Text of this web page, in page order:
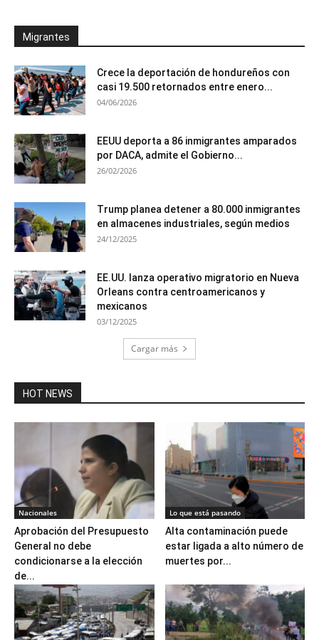
Migrantes
Crece la deportación de hondureños con
casi 19.500 retornados entre enero...
04/06/2026
EEUU deporta a 86 inmigrantes amparados
por DACA, admite el Gobierno...
26/02/2026
Trump planea detener a 80.000 inmigrantes
en almacenes industriales, según medios
24/12/2025
EE.UU. lanza operativo migratorio en Nueva
Orleans contra centroamericanos y
mexicanos
03/12/2025
Cargar más
HOT NEWS
Nacionales
Aprobación del Presupuesto
General no debe
condicionarse a la elección
de...
Lo que está pasando
Alta contaminación puede
estar ligada a alto número de
muertes por...